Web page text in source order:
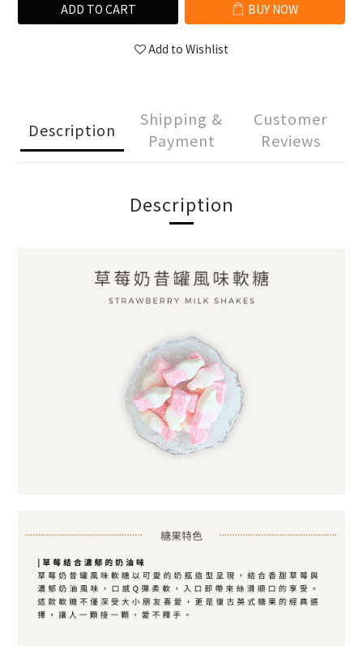
ADD TO CART BUY NOW
Add to Wishlist
Description
Shipping &
Payment
Customer
Reviews
Description